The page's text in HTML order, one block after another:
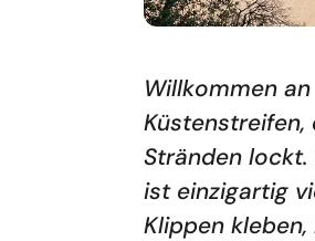
Willkommen
Stränden lockt.
ist einzigartig
Klippen